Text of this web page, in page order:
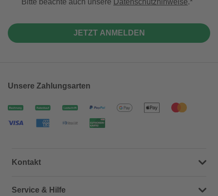
Bitte beachte auch unsere Datenschutzhinweise.
JETZT ANMELDEN
Unsere Zahlungsarten
Kontakt
Dein Kontakt zu uns
Service & Hilfe